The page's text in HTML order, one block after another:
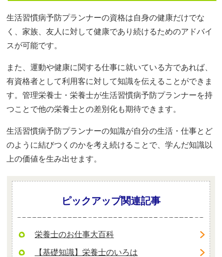
生活習慣病予防プランナーの資格は自身の健康だけでな
く、家族、友人に対して健康であり続けるためのアドバイ
スが可能です。
また、運動や健康に関する仕事に就いている方であれば、
有資格者として利用客に対して知識を伝えることができま
す。管理栄養士・栄養士が生活習慣病予防プランナーを持
つことで他の栄養士との差別化も期待できます。
生活習慣病予防プランナーの知識が自分の生活・仕事とど
のように結びつくのかを考え続けることで、学んだ知識以
上の価値を生み出せます。
ピックアップ関連記事
栄養士のお仕事大百科
【基礎知識】栄養士のいろは